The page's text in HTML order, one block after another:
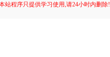
站程序只提供学习使用,请24小时内删